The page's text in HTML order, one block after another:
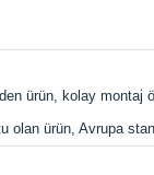
ürün, kolay montaj
ürün, Avrupa